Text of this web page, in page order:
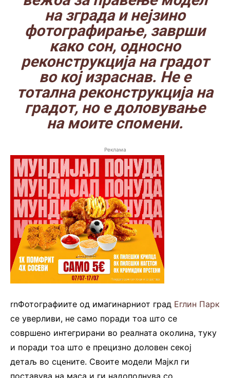
на зграда и нејзино
фотографирање, заврши
како сон, односно
реконструкција на градот
во кој израснав. Не е
тотална реконструкција на
градот, но е доловување
на моите спомени.
Реклама
rnФотографиите од имагинарниот град Еглин Парк
се уверливи, не само поради тоа што се
совршено интегрирани во реалната околина, туку
и поради тоа што е прецизно доловен секој
детаљ во сцените. Своите модели Мајкл ги
поставува на маса и ги надополнува со